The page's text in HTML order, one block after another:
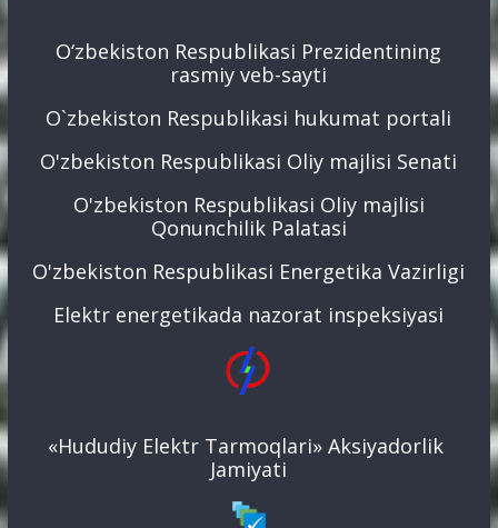
O‘zbekiston Respublikasi Prezidentining
rasmiy veb-sayti
O`zbekiston Respublikasi hukumat portali
O'zbekiston Respublikasi Oliy majlisi Senati
O'zbekiston Respublikasi Oliy majlisi
Qonunchilik Palatasi
O'zbekiston Respublikasi Energetika Vazirligi
Elektr energetikada nazorat inspeksiyasi
«Hududiy Elektr Tarmoqlari» Aksiyadorlik
Jamiyati